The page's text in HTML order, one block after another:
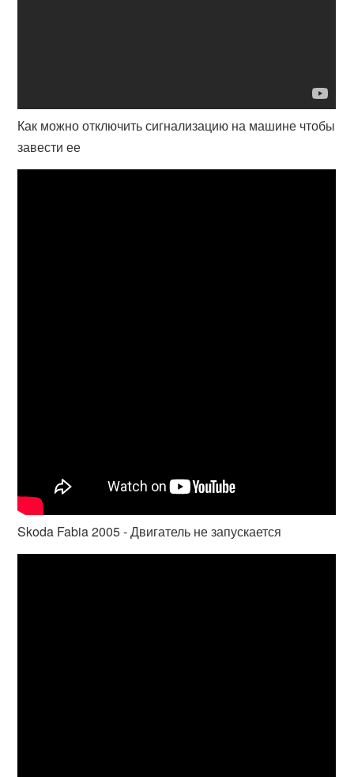
Как можно отключить сигнализацию на машине чтобы
завести ее
Skoda Fabia 2005 - Двигатель не запускается